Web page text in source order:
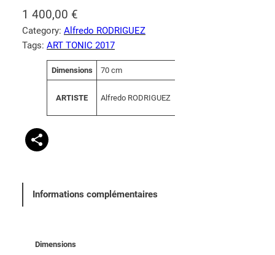
1 400,00 €
Category: Alfredo RODRIGUEZ
Tags: ART TONIC 2017
A
tt
u
V
l
Dimensions 70 cm
ARTISTE Alfredo RODRIGUEZ
Informations complémentaires
Dimensions